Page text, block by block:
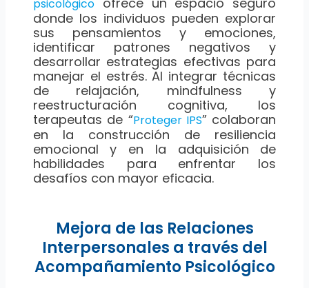
psicológico
donde los individuos pueden explorar
sus pensamientos y emociones,
identificar patrones negativos y
desarrollar estrategias efectivas para
manejar el estrés. Al integrar técnicas
de relajación, mindfulness y
reestructuración cognitiva, los
terapeutas de “Proteger IPS” colaboran
en la construcción de resiliencia
emocional y en la adquisición de
habilidades para enfrentar los
desafíos con mayor eficacia.
Mejora de las Relaciones
Interpersonales a través del
Acompañamiento Psicológico